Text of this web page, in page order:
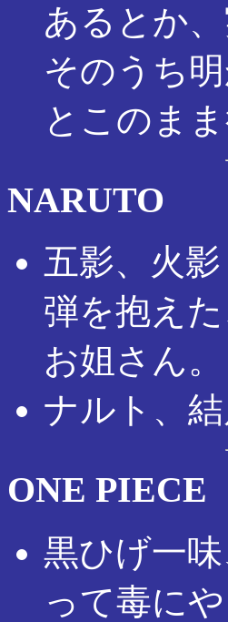
あるとか
そのうち
とこのま
NARUTO
五影、火
弾を抱え
お姐さん。
ナルト、
ONE PIECE
黒ひげ一
って毒に